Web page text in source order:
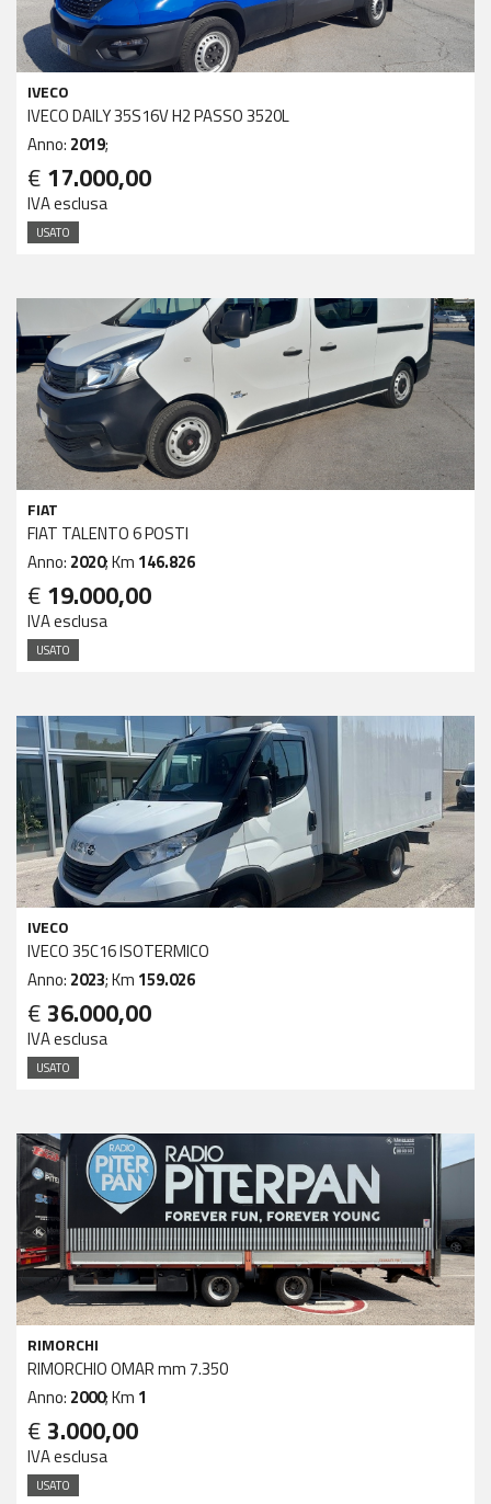
IVECO
IVECO DAILY 35S16V H2 PASSO 3520L
Anno: 2019;
€ 17.000,00
IVA esclusa
USATO
FIAT
FIAT TALENTO 6 POSTI
Anno: 2020; Km 146.826
€ 19.000,00
IVA esclusa
USATO
IVECO
IVECO 35C16 ISOTERMICO
Anno: 2023; Km 159.026
€ 36.000,00
IVA esclusa
USATO
RIMORCHI
RIMORCHIO OMAR mm 7.350
Anno: 2000; Km 1
€ 3.000,00
IVA esclusa
USATO